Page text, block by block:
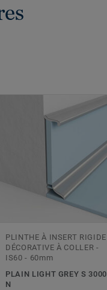
PLINTHE À INSERT RIGIDE
DÉCORATIVE À COLLER -
IS60 - 60mm
PLAIN LIGHT GREY S 3000
N